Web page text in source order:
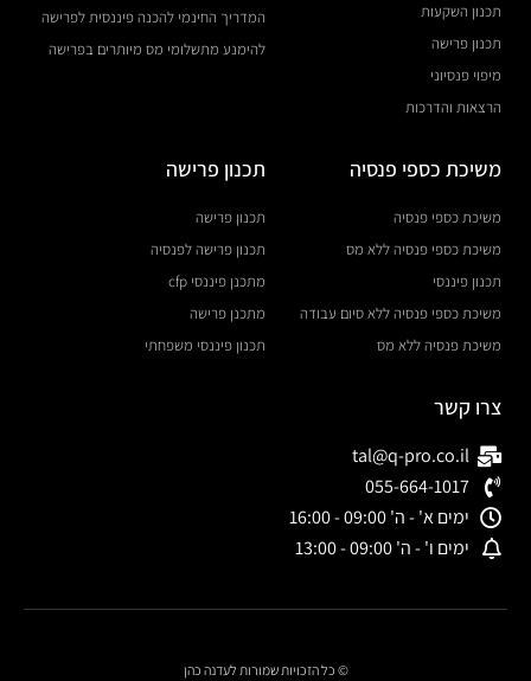
תכנון השקעות
תכנון פרישה
מיפוי פנסיוני
הרצאות והדרכות
המדריך החינמי להכנה פיננסית לפרישה
להימנע מתשלומי מס מיותרים בפרישה
משיכת כספי פנסיה
משיכת כספי פנסיה
משיכת כספי פנסיה ללא מס
תכנון פיננסי
משיכת כספי פנסיה ללא סיום עבודה
משיכת פנסיה ללא מס
תכנון פרישה
תכנון פרישה
תכנון פרישה לפנסיה
מתכנן פיננסי cfp
מתכנן פרישה
תכנון פיננסי משפחתי
צרו קשר
tal@q-pro.co.il
055-664-1017
ימים א' - ה' 09:00 - 16:00
ימים ו' - ה' 09:00 - 13:00
© כל הזכויות שמורות לעדנה כהן